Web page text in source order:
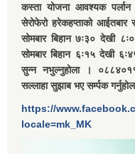
कस्ता योजना आवश्यक पर्लान
सेरोफेरो हरेकहप्ताको
सोमबार बिहान ७ः३० देखी
सोमबार बिहान ६ः१५ देखी
सुन्न नभुल्नुहोला ।
सल्लाहा सुझाब भए सर्म्पक
https://
locale=mk_MK